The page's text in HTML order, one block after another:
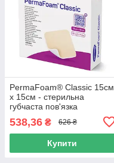
PermaFoam® Classic 15см
x 15см - стерильна
губчаста пов'язка
538,36 ₴ 626 ₴
Купити